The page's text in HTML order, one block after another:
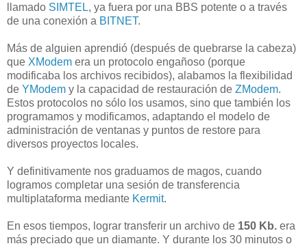
llamado SIMTEL, ya fuera por una BBS potente o a través
de una conexión a BITNET.
Más de alguien aprendió (después de quebrarse la cabeza)
que XModem era un protocolo engañoso (porque
modificaba los archivos recibidos), alabamos la flexibilidad
de YModem y la capacidad de restauración de ZModem.
Estos protocolos no sólo los usamos, sino que también los
programamos y modificamos, adaptando el modelo de
administración de ventanas y puntos de restore para
diversos proyectos locales.
Y definitivamente nos graduamos de magos, cuando
logramos completar una sesión de transferencia
multiplataforma mediante Kermit.
En esos tiempos, lograr transferir un archivo de 150 Kb. era
más preciado que un diamante. Y durante los 30 minutos o